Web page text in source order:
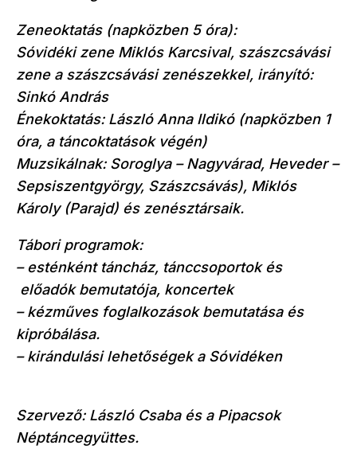
Zeneoktatás (napközben 5 óra):
Sóvidéki zene Miklós Karcsival, szászcsávási
zene a szászcsávási zenészekkel, irányító:
Sinkó András
Énekoktatás: László Anna Ildikó (napközben 1
óra, a táncoktatások végén)
Muzsikálnak: Soroglya – Nagyvárad, Heveder –
Sepsiszentgyörgy, Szászcsávás), Miklós
Károly (Parajd) és zenésztársaik.
Tábori programok:
– esténként táncház, tánccsoportok és
előadók bemutatója, koncertek
– kézműves foglalkozások bemutatása és
kipróbálása.
– kirándulási lehetőségek a Sóvidéken
Szervező: László Csaba és a Pipacsok
Néptáncegyüttes.